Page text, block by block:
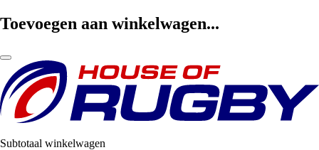
Toevoegen aan winkelwagen...
Subtotaal winkelwagen